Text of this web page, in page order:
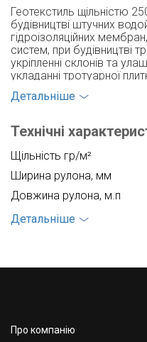
Геотекстиль щільністю
будівництві штучних
гідроізоляційних
систем, при будівництві
укріпленні склонів та
укладанні тротуарної
Країна виробник:
Детальніше
Технічні
Щільність гр/м²
Ширина рулона, мм
Довжина рулона, м.п
Діаметр рулона, мм
Детальніше
Про компанію